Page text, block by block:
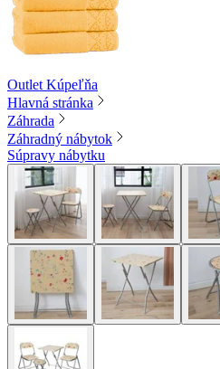
Outlet Kúpeľňa
Hlavná stránka
Záhrada
Záhradný nábytok
Súpravy nábytku